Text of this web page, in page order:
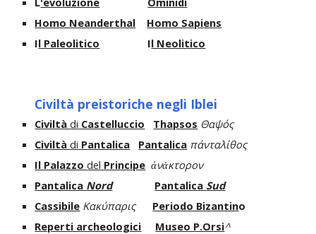
Homo Neanderthal
Homo Sapiens
Il Paleolitico Il Neolitico
Civiltà preistoriche negli Iblei
Civiltàdi Castelluccio Thapsos Θαψός
Civiltàdi Pantalica Pantalica πάνταλίθος
Il Palazzodel Principe ἀνάκτορον
Pantalica Nord Pantalica Sud
Cassibile Κακύπαρις Periodo Bizantino
Reperti archeologici
Museo P.Orsi^